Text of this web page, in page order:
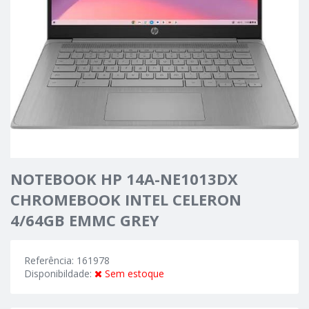
NOTEBOOK HP 14A-NE1013DX
CHROMEBOOK INTEL CELERON
4/64GB EMMC GREY
Referência: 161978
Disponibildade:
Sem estoque